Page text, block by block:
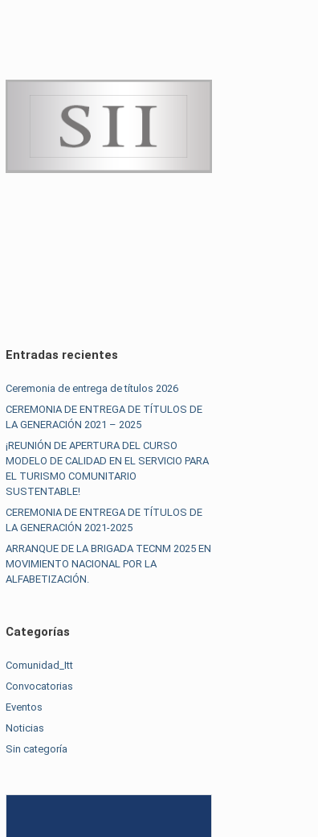
Entradas recientes
Ceremonia de entrega de títulos 2026
CEREMONIA DE ENTREGA DE TÍTULOS DE
LA GENERACIÓN 2021 – 2025
¡REUNIÓN DE APERTURA DEL CURSO
MODELO DE CALIDAD EN EL SERVICIO PARA
EL TURISMO COMUNITARIO
SUSTENTABLE!
CEREMONIA DE ENTREGA DE TÍTULOS DE
LA GENERACIÓN 2021-2025
ARRANQUE DE LA BRIGADA TECNM 2025 EN
MOVIMIENTO NACIONAL POR LA
ALFABETIZACIÓN.
Categorías
Comunidad_Itt
Convocatorias
Eventos
Noticias
Sin categoría